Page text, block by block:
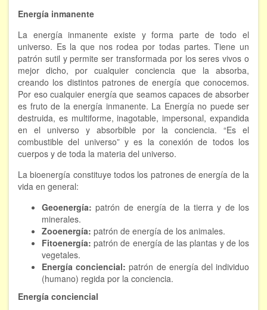
Sincroinducción. Entrenamiento mental
Hipnosis clínica
Hipnosis proyectiva
Hipnosis regresiva
Bioenergía. Sanación energética
Relajación y autoprotección
DESCARGAS
Energía inmanente
La energía inmanente existe y forma parte de todo el
universo. Es la que nos rodea por todas partes. Tiene un
patrón sutil y permite ser transformada por los seres vivos o
mejor dicho, por cualquier conciencia que la absorba,
creando los distintos patrones de energía que conocemos.
Por eso cualquier energía que seamos capaces de absorber
es fruto de la energía inmanente. La Energía no puede ser
destruida, es multiforme, inagotable, impersonal, expandida
en el universo y absorbible por la conciencia. “Es el
combustible del universo” y es la conexión de todos los
cuerpos y de toda la materia del universo.
La bioenergía constituye todos los patrones de energía de la
vida en general:
Geoenergía:patrón de energía de la tierra y de los
minerales.
Zooenergía: patrón de energía de los animales.
Fitoenergía:patrón de energía de las plantas y de los
vegetales.
Energía conciencial:patrón de energía del individuo
(humano) regida por la conciencia.
Energía conciencial